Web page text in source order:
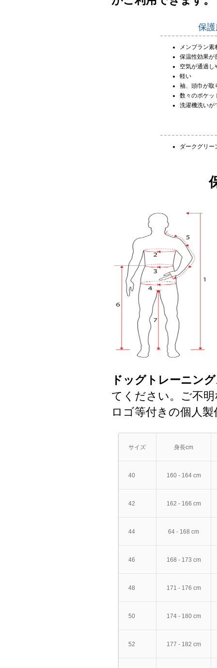
保
メンブラン素
保温性効果が
空気が通過し
軽い
袖、頭巾が取
数々のポケッ
洗濯機洗いが
ダークグリー
ドッグトレーニン
てください。ご不
ロゴ等付きの個人
サイズ 身長cm
40 160 - 164 cm
42 162 - 166 cm
44 64 - 168 cm
46 168 - 173 cm
48 171 - 176 cm
50 174 - 180 cm
52 177 - 182 cm